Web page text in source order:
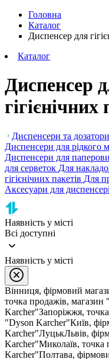
Головна
Каталог
Диспенсер для
Каталог
Диспенсер
гігієнічних
Диспенсери та дозатори
Диспенсери для рідкого
Диспенсери для
для серветок Для
гігієнічних пакетів Для
Аксесуари для
Наявність у місті
Всі доступні
Наявність у місті
Вінниця, фірмовий
точка продажів, магазин
Karcher"Запоріжжя,
"Dyson Karcher"Київ,
Karcher"ЛуцькЛьвів,
Karcher"Миколаїв, точка
Karcher"Полтава,